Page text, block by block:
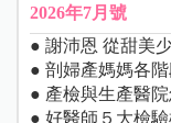
2026年7月號
● 謝沛恩 從甜美
● 剖婦產媽媽各
● 產檢與生產醫院
● 好醫師５大檢